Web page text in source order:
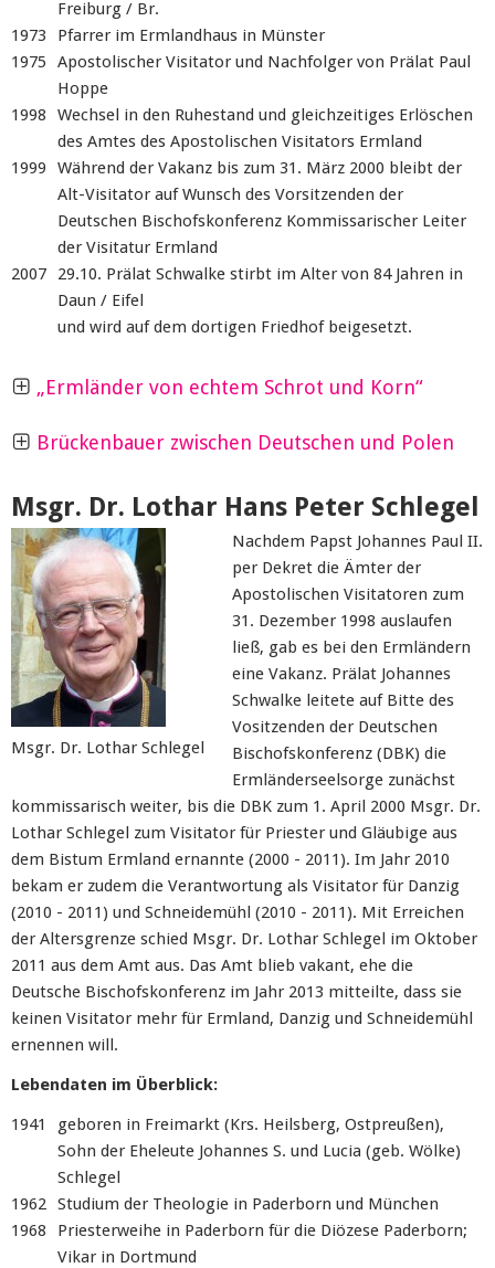
Freiburg / Br.
1973
Pfarrer im Ermlandhaus in Münster
1975
Apostolischer Visitator und Nachfolger von Prälat Paul
Hoppe
1998
Wechsel in den Ruhestand und gleichzeitiges Erlöschen
des Amtes des Apostolischen Visitators Ermland
1999
Während der Vakanz bis zum 31. März 2000 bleibt der
Alt-Visitator auf Wunsch des Vorsitzenden der
Deutschen Bischofskonferenz Kommissarischer Leiter
der Visitatur Ermland
2007
29.10. Prälat Schwalke stirbt im Alter von 84 Jahren in
Daun / Eifel
und wird auf dem dortigen Friedhof beigesetzt.
„Ermländer von echtem Schrot und Korn“
Brückenbauer zwischen Deutschen und Polen
Msgr. Dr. Lothar Hans Peter Schlegel
Msgr. Dr. Lothar Schlegel
Nachdem Papst Johannes Paul II.
per Dekret die Ämter der
Apostolischen Visitatoren zum
31. Dezember 1998 auslaufen
ließ, gab es bei den Ermländern
eine Vakanz. Prälat Johannes
Schwalke leitete auf Bitte des
Vositzenden der Deutschen
Bischofskonferenz (DBK) die
Ermländerseelsorge zunächst
kommissarisch weiter, bis die DBK zum 1. April 2000 Msgr. Dr.
Lothar Schlegel zum Visitator für Priester und Gläubige aus
dem Bistum Ermland ernannte (2000 - 2011). Im Jahr 2010
bekam er zudem die Verantwortung als Visitator für Danzig
(2010 - 2011) und Schneidemühl (2010 - 2011). Mit Erreichen
der Altersgrenze schied Msgr. Dr. Lothar Schlegel im Oktober
2011 aus dem Amt aus. Das Amt blieb vakant, ehe die
Deutsche Bischofskonferenz im Jahr 2013 mitteilte, dass sie
keinen Visitator mehr für Ermland, Danzig und Schneidemühl
ernennen will.
Lebendaten im Überblick:
1941
geboren in Freimarkt (Krs. Heilsberg, Ostpreußen),
Sohn der Eheleute Johannes S. und Lucia (geb. Wölke)
Schlegel
1962 Studium der Theologie in Paderborn und München
1968
Priesterweihe in Paderborn für die Diözese Paderborn;
Vikar in Dortmund